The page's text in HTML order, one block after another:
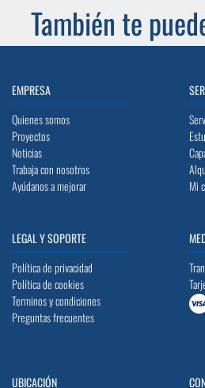
También te
EMPRESA
Quienes somos
Proyectos
Noticias
Trabaja con nosotros
Ayúdanos a mejorar
Mi
LEGAL Y SOPORTE
Política de privacidad
Política de cookies
Terminos y condiciones
Preguntas frecuentes
UBICACIÓN